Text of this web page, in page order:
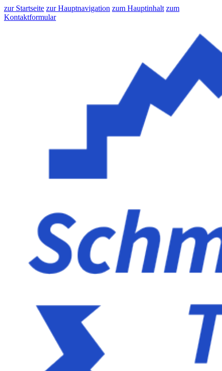
zur Startseite zur Hauptnavigation zum Hauptinhalt zum
Kontaktformular